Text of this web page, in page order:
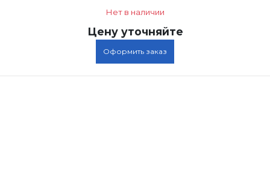
Нет в наличии
Цену уточняйте
Оформить заказ